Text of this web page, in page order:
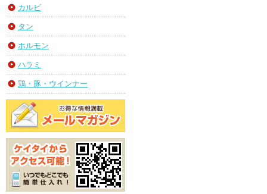
カルビ
タン
ホルモン
ハラミ
鶏・豚・ウインナー